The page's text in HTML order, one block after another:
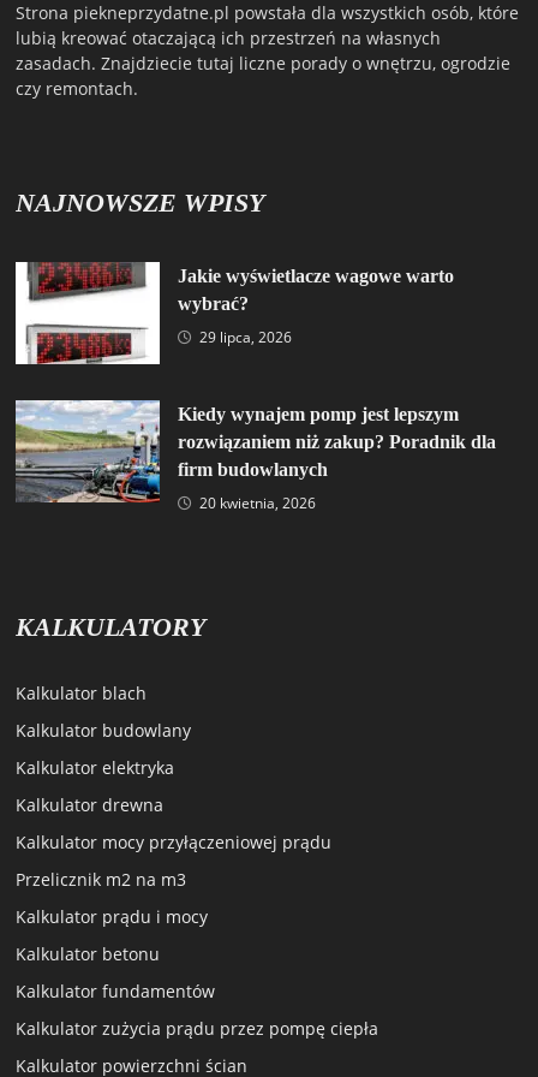
Strona piekneprzydatne.pl powstała dla wszystkich osób, które
lubią kreować otaczającą ich przestrzeń na własnych
zasadach. Znajdziecie tutaj liczne porady o wnętrzu, ogrodzie
czy remontach.
NAJNOWSZE WPISY
Jakie wyświetlacze wagowe warto
wybrać?
29 lipca, 2026
Kiedy wynajem pomp jest lepszym
rozwiązaniem niż zakup? Poradnik dla
firm budowlanych
20 kwietnia, 2026
KALKULATORY
Kalkulator blach
Kalkulator budowlany
Kalkulator elektryka
Kalkulator drewna
Kalkulator mocy przyłączeniowej prądu
Przelicznik m2 na m3
Kalkulator prądu i mocy
Kalkulator betonu
Kalkulator fundamentów
Kalkulator zużycia prądu przez pompę ciepła
Kalkulator powierzchni ścian